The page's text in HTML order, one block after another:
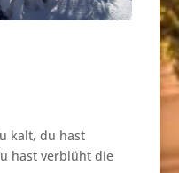
kalt, du hast
hast verblüht die